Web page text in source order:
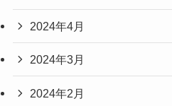
2024年4月
2024年3月
2024年2月